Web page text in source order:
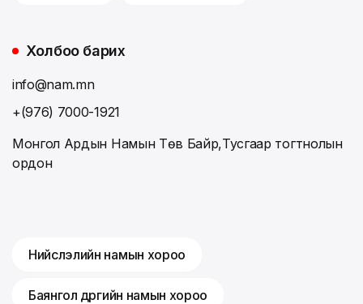
Холбоо барих
info@nam.mn
+(976) 7000-1921
Монгол Ардын Намын Төв Байр,Тусгаар тогтнолын
ордон
Нийслэлийн намын хороо
Баянгол дүүргийн намын хороо